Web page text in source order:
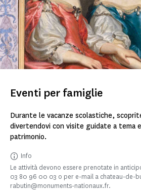
Eventi per famiglie
Durante le vacanze scolastiche,
divertendovi con visite guidate a tema
patrimonio.
Info
Le attività devono essere prenotate in
03 80 96 00 03 o per e-mail a chateau-de-
rabutin@monuments-nationaux.fr.